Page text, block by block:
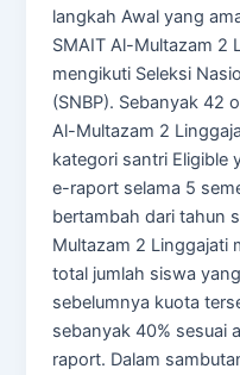
langkah Awal yang
SMAIT Al-Multazam 2
mengikuti Seleksi
(SNBP). Sebanyak 42
Al-Multazam 2
kategori santri Eligible
e-raport selama 5
bertambah dari tahun
Multazam 2 Linggajati
total jumlah siswa
sebelumnya kuota
sebanyak 40% sesuai
raport. Dalam